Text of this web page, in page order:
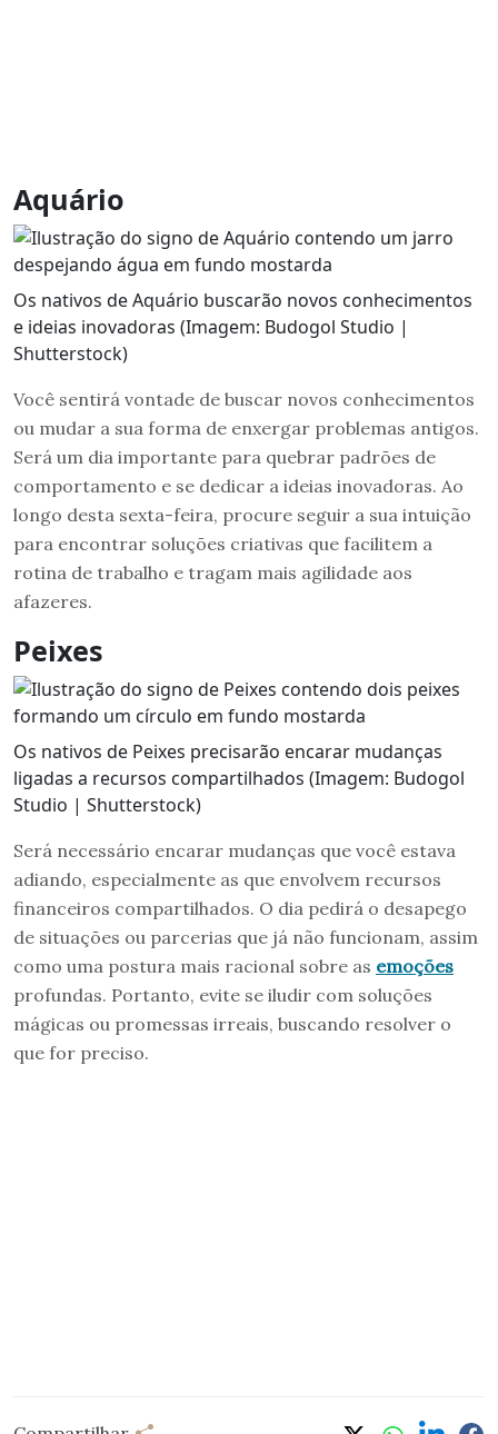
Aquário
Os nativos de Aquário buscarão novos conhecimentos
e ideias inovadoras (Imagem: Budogol Studio |
Shutterstock)
Você sentirá vontade de buscar novos conhecimentos
ou mudar a sua forma de enxergar problemas antigos.
Será um dia importante para quebrar padrões de
comportamento e se dedicar a ideias inovadoras. Ao
longo desta sexta-feira, procure seguir a sua intuição
para encontrar soluções criativas que facilitem a
rotina de trabalho e tragam mais agilidade aos
afazeres.
Peixes
Os nativos de Peixes precisarão encarar mudanças
ligadas a recursos compartilhados (Imagem: Budogol
Studio | Shutterstock)
Será necessário encarar mudanças que você estava
adiando, especialmente as que envolvem recursos
financeiros compartilhados. O dia pedirá o desapego
de situações ou parcerias que já não funcionam, assim
como uma postura mais racional sobre as emoções
profundas. Portanto, evite se iludir com soluções
mágicas ou promessas irreais, buscando resolver o
que for preciso.